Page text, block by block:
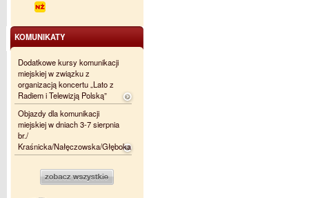
KOMUNIKATY
Dodatkowe kursy komunikacji
miejskiej w związku z
organizacją koncertu „Lato z
Radiem i Telewizją Polską”
Objazdy dla komunikacji
miejskiej w dniach 3-7 sierpnia
br./
Kraśnicka/Nałęczowska/Głęboka